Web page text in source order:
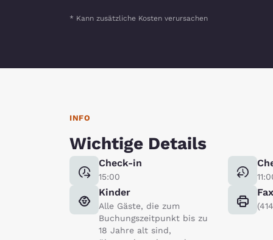
* Kann zusätzliche Kosten verursachen
INFO
Wichtige Details
Check-in
15:00
Kinder
Alle Gäste, die zum
Buchungszeitpunkt bis zu
18 Jahre alt sind,
Fax